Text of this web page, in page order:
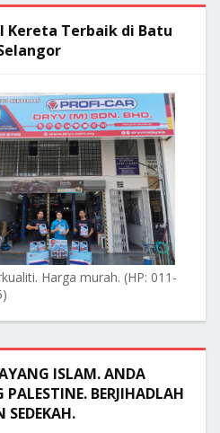
Kereta Terbaik di Batu
Harga murah. (HP: 011-
ISLAM. ANDA
PALESTINE. BERJIHADLAH
SEDEKAH.